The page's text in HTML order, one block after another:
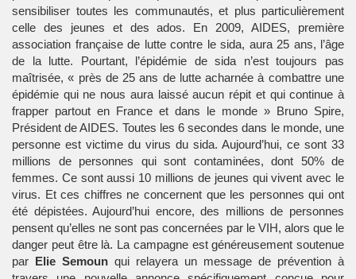
sensibiliser toutes les communautés, et plus particulièrement
celle des jeunes et des ados. En 2009, AIDES, première
association française de lutte contre le sida, aura 25 ans, l’âge
de la lutte. Pourtant, l’épidémie de sida n’est toujours pas
maîtrisée, « près de 25 ans de lutte acharnée à combattre une
épidémie qui ne nous aura laissé aucun répit et qui continue à
frapper partout en France et dans le monde » Bruno Spire,
Président de AIDES. Toutes les 6 secondes dans le monde, une
personne est victime du virus du sida. Aujourd’hui, ce sont 33
millions de personnes qui sont contaminées, dont 50% de
femmes. Ce sont aussi 10 millions de jeunes qui vivent avec le
virus. Et ces chiffres ne concernent que les personnes qui ont
été dépistées. Aujourd’hui encore, des millions de personnes
pensent qu’elles ne sont pas concernées par le VIH, alors que le
danger peut être là. La campagne est généreusement soutenue
par Elie Semoun qui relayera un message de prévention à